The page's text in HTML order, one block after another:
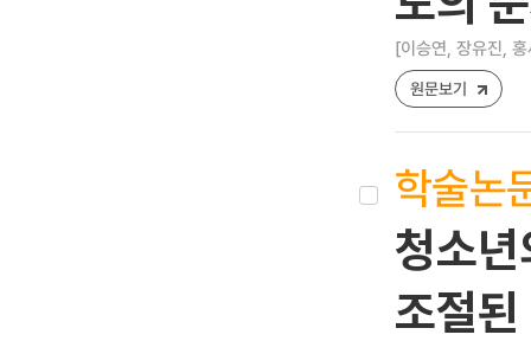
[이승연, 장유진,
원문보기
학술논
청소
조절